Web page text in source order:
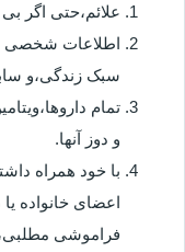
علائم،حتی اگر بی
اطلاعات شخصی
سبک زندگی،و
تمام
و دوز آنها.
با خود همراه
اعضای خانواده
فراموشی